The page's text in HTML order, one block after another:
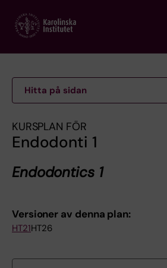
main
Hitta på sidan
KURSPLAN FÖR
Endodonti 1
Endodontics 1
Versioner av denna plan:
HT21HT26